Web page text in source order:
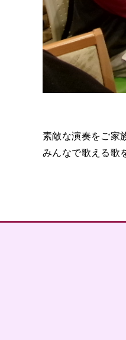
素敵な演奏をご家
みんなで歌える歌